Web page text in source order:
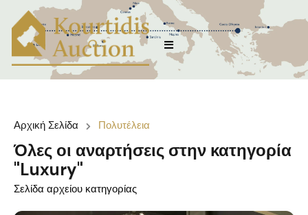
Αρχική Σελίδα Πολυτέλεια
Όλες οι αναρτήσεις στην κατηγορία
"Luxury"
Σελίδα αρχείου κατηγορίας